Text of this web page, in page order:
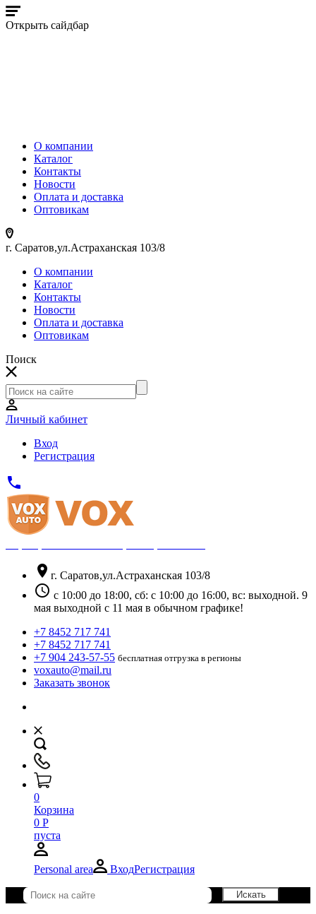
Открыть сайдбар
О компании
Каталог
Контакты
Новости
Оплата и доставка
Оптовикам
г. Саратов,ул.Астраханская 103/8
О компании
Каталог
Контакты
Новости
Оплата и доставка
Оптовикам
Поиск
Личный кабинет
Вход
Регистрация
phone
location_on г. Саратов,ул.Астраханская 103/8
schedule с 10:00 до 18:00, сб: с 10:00 до 16:00, вс: выходной. 9
мая выходной с 11 мая в обычном графике!
+7 8452 717 741
+7 8452 717 741
+7 904 243-57-55 бесплатная отгрузка в регионы
voxauto@mail.ru
Заказать звонок
0
Корзина
0 Р
пуста
Personal area ВходРегистрация